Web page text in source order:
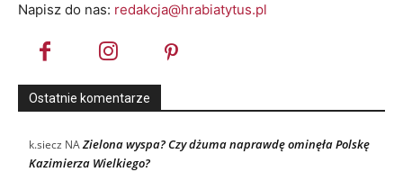
Napisz do nas: redakcja@hrabiatytus.pl
Ostatnie komentarze
k.siecz NAZielona wyspa? Czy dżuma naprawdę ominęła Polskę
Kazimierza Wielkiego?